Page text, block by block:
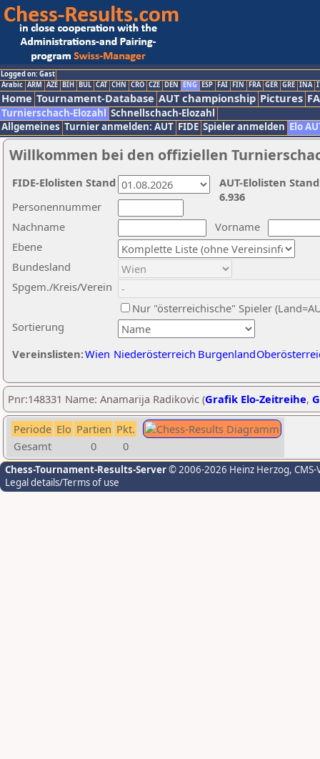
Logged on: Gast
Arabic ARM AZE BIH BUL CAT CHN CRO CZE DEN ENG ESP FAI FIN FRA GER GRE INA
Home Tournament-Database AUT championship Pictures
Turnierschach-Elozahl Schnellschach-Elozahl
Allgemeines Turnier anmelden: AUT FIDE Spieler anmelden Elo
Willkommen bei den offiziellen
Nachname
Vorname
Ebene
Sortierung
Personennummer
Bundesland
Spgem./Kreis/Verein
Nur "österreichische" Spieler
Vereinslisten:Wien Niederösterreich Burgenland
AUT-Elolisten
6.936
FIDE-Elolisten Stand
Pnr:148331 Name: Anamarija Radikovic (Grafik Elo-Zeitreihe,
Periode Elo Partien Pkt.
Gesamt
0 0
Chess-Tournament-Results-Server© 2006-2026 Heinz Herzog,
Legal details/Terms of use